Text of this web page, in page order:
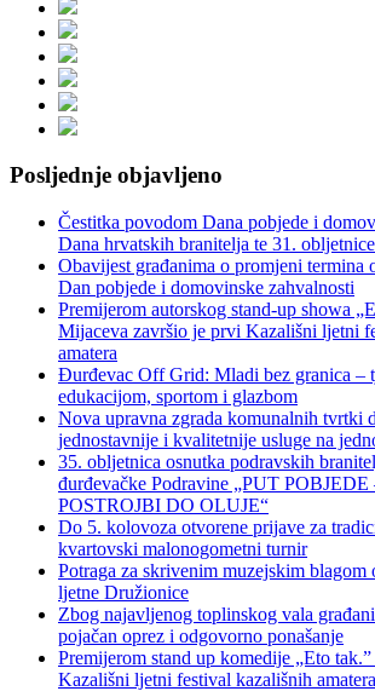
Posljednje objavljeno
Čestitka povodom Dana pobjede i
Dana hrvatskih branitelja te 31.
Obavijest građanima o promjeni termina
Dan pobjede i domovinske zahvalnosti
Premijerom autorskog stand-up showa
Mijaceva završio je prvi Kazališni ljetni
amatera
Đurđevac Off Grid: Mladi bez granica –
edukacijom, sportom i glazbom
Nova upravna zgrada komunalnih tvrtki
jednostavnije i kvalitetnije usluge na
35. obljetnica osnutka podravskih
đurđevačke Podravine „PUT
POSTROJBI DO OLUJE“
Do 5. kolovoza otvorene prijave za
kvartovski malonogometni turnir
Potraga za skrivenim muzejskim blagom
ljetne Družionice
Zbog najavljenog toplinskog vala
pojačan oprez i odgovorno ponašanje
Premijerom stand up komedije „Eto tak.”
Kazališni ljetni festival kazališnih amatera